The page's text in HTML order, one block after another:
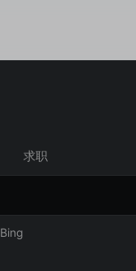
求职
Bing